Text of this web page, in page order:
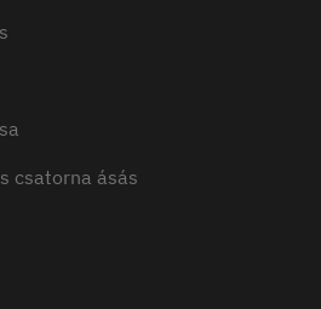
csatorna ásás